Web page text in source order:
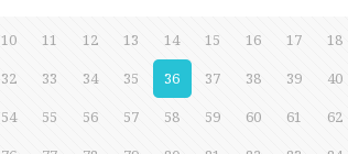
10 11 12 13 14 15 16 17 18
32 33 34 35 36 37 38 39 40
54 55 56 57 58 59 60 61 62